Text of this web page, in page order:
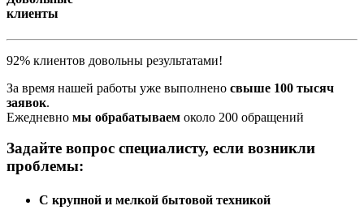
клиенты
92% клиентов довольны результатами!
За время нашей работы уже выполнено свыше 100 тысяч
заявок.
Ежедневно мы обрабатываем около 200 обращений
Задайте вопрос специалисту, если возникли
проблемы:
С крупной и мелкой бытовой техникой